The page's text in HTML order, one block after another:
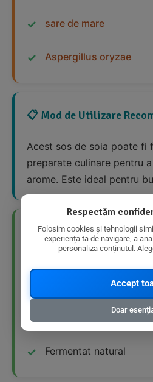
sare de mare
Aspergillus oryzae
📋 Mod de Utilizare
Acest sos de soia poate fi
preparate culinare pentru
arome. Este ideal pentru
👍 Avantaje Nutriționale
Produs bio
Fără gluten
Vegan
Fermentat natural
Respectăm
Folosim cookies și tehnologii
experiența ta de navigare, a
personaliza conținutul.
Accept
Doar